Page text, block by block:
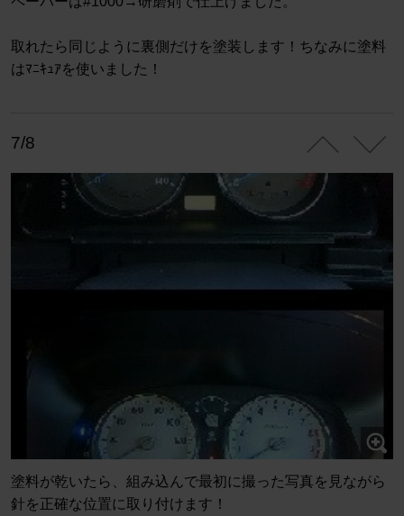
取れたら同じように裏側だけを塗装します！ちなみに塗料
はﾏﾆｷｭｱを使いました！
7/8
塗料が乾いたら、組み込んで最初に撮った写真を見ながら
針を正確な位置に取り付けます！